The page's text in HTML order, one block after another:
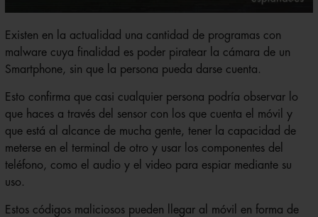
Existen en la actualidad una cantidad de programas con
malware cuya finalidad es poder piratear la cámara de un
Smartphone, sin que la persona pueda darse cuenta.
Esto confirma que casi cualquier persona podría observar lo
que haces a través del sensor con los que cuenta el móvil y
que está al alcance de mucha gente, tener la capacidad de
meterse en el terminal de otro y usar los componentes del
teléfono, como el audio y el video para espiar mediante su
uso.
Estos códigos maliciosos pueden llegar al móvil en forma de